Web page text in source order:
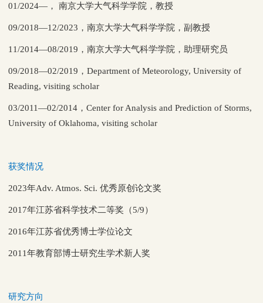
01/2024—， 南京大学大气科学学院 ， 教授
09/2018—12/2023， 南京大学大气科学学院，副教授
11/2014—08/2019， 南京大学大气科学学院，助理研究员
09/2018—02/2019，Department of Meteorology, University of
Reading, visiting scholar
03/2011—02/2014，Center for Analysis and Prediction of Storms,
University of Oklahoma, visiting scholar
获奖情况
2023年Adv. Atmos. Sci. 优秀原创论文奖
2017年江苏省科学技术二等奖（5/9）
2016年江苏省优秀博士学位论文
2011年教育部博士研究生学术新人奖
研究方向